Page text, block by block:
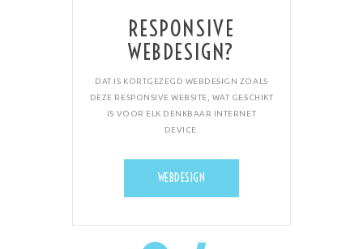
RESPONSIVE
WEBDESIGN?
DAT IS KORTGEZEGD WEBDESIGN ZOALS
DEZE RESPONSIVE WEBSITE, WAT GESCHIKT
IS VOOR ELK DENKBAAR INTERNET
DEVICE.
WEBDESIGN